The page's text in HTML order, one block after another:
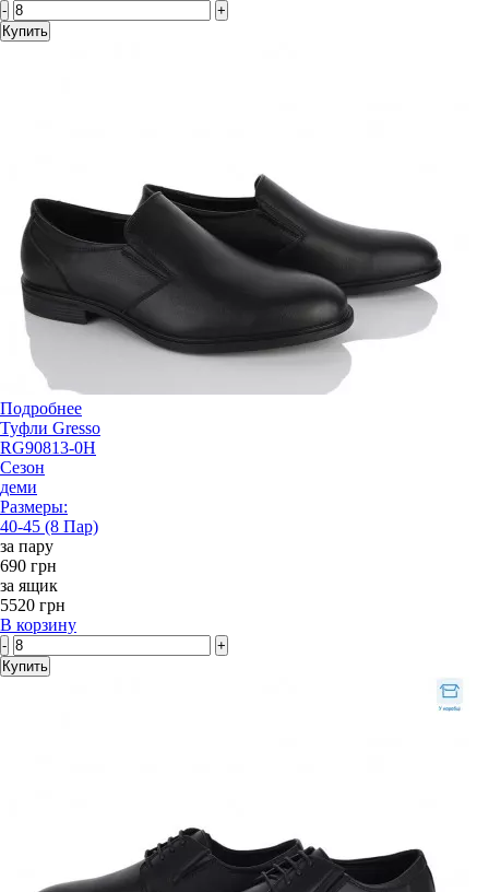
-
+
Купить
Подробнее
Туфли Gresso
RG90813-0H
Сезон
деми
Размеры:
40-45 (8 Пар)
за пару
690 грн
за ящик
5520 грн
В корзину
-
+
Купить